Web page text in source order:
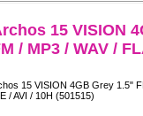
15 VISION
/ MP3 / WAV /
15 VISION 4GB Grey 1.5"
/ AVI / 10H (501515)